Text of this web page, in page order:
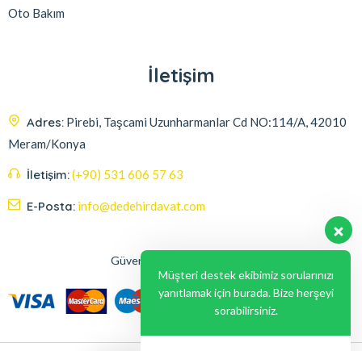
Oto Bakım
İletişim
Adres: Pirebi, Taşcami Uzunharmanlar Cd NO:114/A, 42010
Meram/Konya
İletişim:(+90) 531 606 57 63
E-Posta: info@dedehirdavat.com
Güvenli Ödeme Seçenekleri
Müşteri destek ekibimiz sorularınızı
yanıtlamak için burada. Bize herşeyi
sorabilirsiniz.